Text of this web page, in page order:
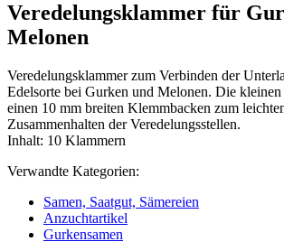
Veredelungsklammer für
Melonen
Veredelungsklammer zum Verbinden der
Edelsorte bei Gurken und Melonen. Die
einen 10 mm breiten Klemmbacken zum
Zusammenhalten der Veredelungsstellen.
Inhalt: 10 Klammern
Verwandte Kategorien:
Samen, Saatgut, Sämereien
Anzuchtartikel
Gurkensamen